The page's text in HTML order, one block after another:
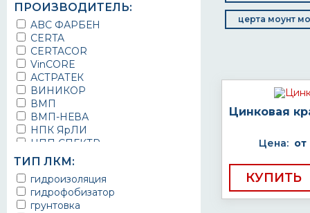
ПРОИЗВОДИТЕЛЬ:
ABC ФАРБЕН
CERTA
CERTACOR
VinCORE
АСТРАТЕК
ВИНИКОР
ВМП
ВМП-НЕВА
НПК ЯрЛИ
НПП СПЕКТР
НПФ ЭМАЛЬ
ТЕРМА
УРЕПЛЕН
ТИП ЛКМ:
гидроизоляция
гидрофобизатор
грунтовка
церта моунт
Цинковая
Цена: от
КУПИТЬ